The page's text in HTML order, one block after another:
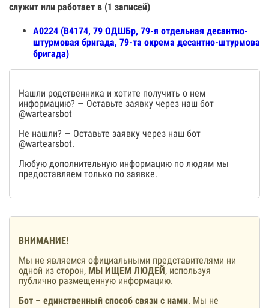
служит или работает в (1 записей)
А0224 (В4174, 79 ОДШБр, 79-я отдельная десантно-
штурмовая бригада, 79-та окрема десантно-штурмова
бригада)
Нашли родственника и хотите получить о нем
информацию? — Оставьте заявку через наш бот
@wartearsbot
Не нашли? — Оставьте заявку через наш бот
@wartearsbot.
Любую дополнительную информацию по людям мы
предоставляем только по заявке.
ВНИМАНИЕ!
Мы не являемся официальными представителями ни
одной из сторон, МЫ ИЩЕМ ЛЮДЕЙ, используя
публично размещенную информацию.
Бот – единственный способ связи с нами. Мы не